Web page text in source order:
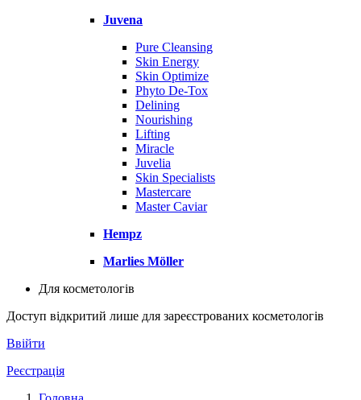
Juvena
Pure Cleansing
Skin Energy
Skin Optimize
Phyto De-Tox
Delining
Nourishing
Lifting
Miracle
Juvelia
Skin Specialists
Mastercare
Master Caviar
Hempz
Marlies Möller
Для косметологів
Доступ відкритий лише для зареєстрованих косметологів
Ввійти
Реєстрація